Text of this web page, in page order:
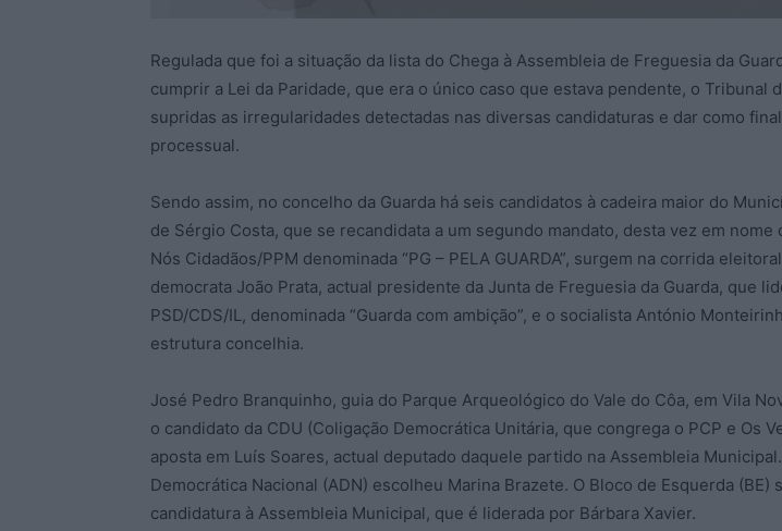
Regulada que foi a situação da lista do Chega à Assembleia de Freguesia da
cumprir a Lei da Paridade, que era o único caso que estava pendente, o Tribunal
supridas as irregularidades detectadas nas diversas candidaturas e dar como
processual.
Sendo assim, no concelho da Guarda há seis candidatos à cadeira maior do
de Sérgio Costa, que se recandidata a um segundo mandato, desta vez em nome
Nós Cidadãos/PPM denominada “PG – PELA GUARDA”, surgem na corrida
democrata João Prata, actual presidente da Junta de Freguesia da Guarda, que
PSD/CDS/IL, denominada “Guarda com ambição”, e o socialista António
estrutura concelhia.
José Pedro Branquinho, guia do Parque Arqueológico do Vale do Côa, em Vila
o candidato da CDU (Coligação Democrática Unitária, que congrega o PCP e Os
aposta em Luís Soares, actual deputado daquele partido na Assembleia
Democrática Nacional (ADN) escolheu Marina Brazete. O Bloco de Esquerda (BE)
candidatura à Assembleia Municipal, que é liderada por Bárbara Xavier.